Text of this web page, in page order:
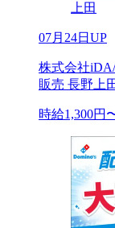
上田
07月24日UP
株式会社
販売 長野上
時給1,300円